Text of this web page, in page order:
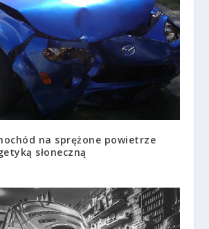
na sprężone powietrze
słoneczną